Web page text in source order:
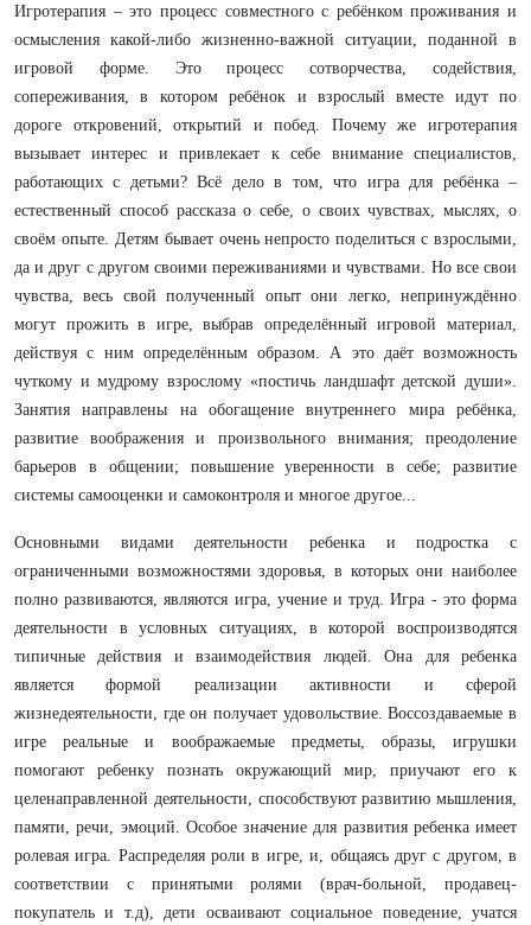
Игротерапия – это процесс совместного с ребёнком проживания и
осмысления какой-либо жизненно-важной ситуации, поданной в
игровой форме. Это процесс сотворчества, содействия,
сопереживания, в котором ребёнок и взрослый вместе идут по
дороге откровений, открытий и побед. Почему же игротерапия
вызывает интерес и привлекает к себе внимание специалистов,
работающих с детьми? Всё дело в том, что игра для ребёнка –
естественный способ рассказа о себе, о своих чувствах, мыслях, о
своём опыте. Детям бывает очень непросто поделиться с взрослыми,
да и друг с другом своими переживаниями и чувствами. Но все свои
чувства, весь свой полученный опыт они легко, непринуждённо
могут прожить в игре, выбрав определённый игровой материал,
действуя с ним определённым образом. А это даёт возможность
чуткому и мудрому взрослому «постичь ландшафт детской души».
Занятия направлены на обогащение внутреннего мира ребёнка,
развитие воображения и произвольного внимания; преодоление
барьеров в общении; повышение уверенности в себе; развитие
системы самооценки и самоконтроля и многое другое...
Основными видами деятельности ребенка и подростка с
ограниченными возможностями здоровья, в которых они наиболее
полно развиваются, являются игра, учение и труд. Игра - это форма
деятельности в условных ситуациях, в которой воспроизводятся
типичные действия и взаимодействия людей. Она для ребенка
является формой реализации активности и сферой
жизнедеятельности, где он получает удовольствие. Воссоздаваемые в
игре реальные и воображаемые предметы, образы, игрушки
помогают ребенку познать окружающий мир, приучают его к
целенаправленной деятельности, способствуют развитию мышления,
памяти, речи, эмоций. Особое значение для развития ребенка имеет
ролевая игра. Распределяя роли в игре, и, общаясь друг с другом, в
соответствии с принятыми ролями (врач-больной, продавец-
покупатель и т.д), дети осваивают социальное поведение, учатся